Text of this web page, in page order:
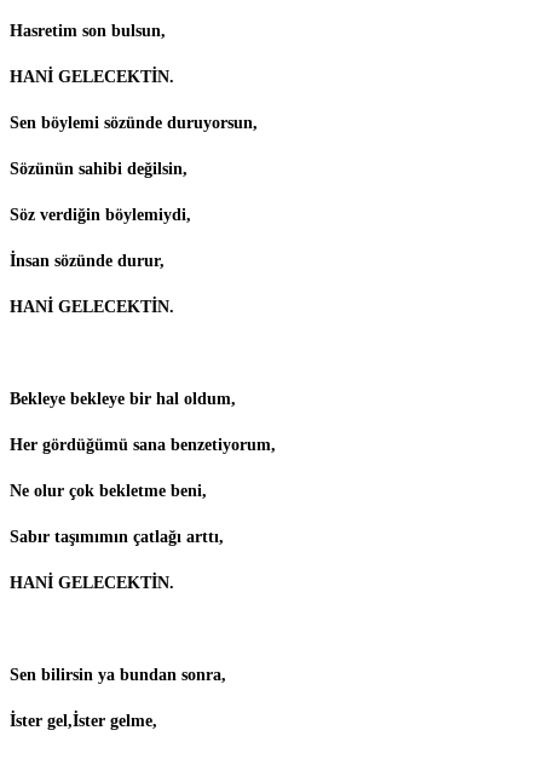
Hasretim son bulsun,
HANİ GELECEKTİN.
Sen böylemi sözünde duruyorsun,
Sözünün sahibi değilsin,
Söz verdiğin böylemiydi,
İnsan sözünde durur,
HANİ GELECEKTİN.
Bekleye bekleye bir hal oldum,
Her gördüğümü sana benzetiyorum,
Ne olur çok bekletme beni,
Sabır taşımımın çatlağı arttı,
HANİ GELECEKTİN.
Sen bilirsin ya bundan sonra,
İster gel,İster gelme,